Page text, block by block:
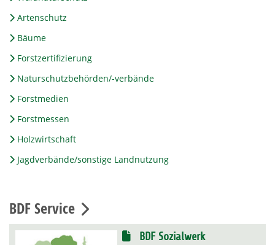
Artenschutz
Bäume
Forstzertifizierung
Naturschutzbehörden/-verbände
Forstmedien
Forstmessen
Holzwirtschaft
Jagdverbände/sonstige Landnutzung
BDF Service
BDF Sozialwerk